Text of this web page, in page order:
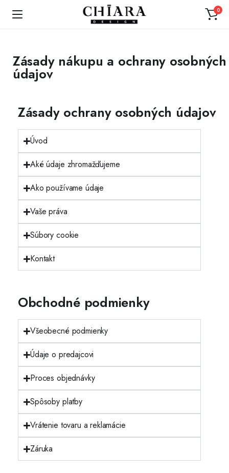
0
Zásady nákupu a ochrany osobných
údajov
Zásady ochrany osobných údajov
Úvod
Aké údaje zhromažďujeme
Ako používame údaje
Vaše práva
Súbory cookie
Kontakt
Obchodné podmienky
Všeobecné podmienky
Údaje o predajcovi
Proces objednávky
Spôsoby platby
Vrátenie tovaru a reklamácie
Záruka